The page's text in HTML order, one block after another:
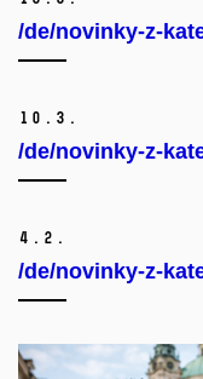
/de/novinky-z-
10. 3.
/de/novinky-z-
4. 2.
/de/novinky-z-